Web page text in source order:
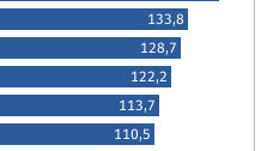
133,8
128,7
122,2
113,7
110,5